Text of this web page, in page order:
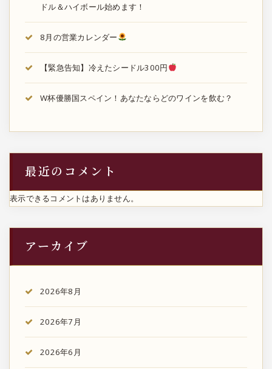
ドル＆ハイボール始めます！
8月の営業カレンダー
【緊急告知】冷えたシードル300円
W杯優勝国スペイン！あなたならどのワインを飲む？
最近のコメント
表示できるコメントはありません。
アーカイブ
2026年8月
2026年7月
2026年6月